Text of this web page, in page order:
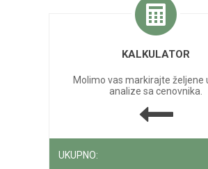
KALKULATOR
Molimo vas markirajte željene
analize sa cenovnika.
UKUPNO: